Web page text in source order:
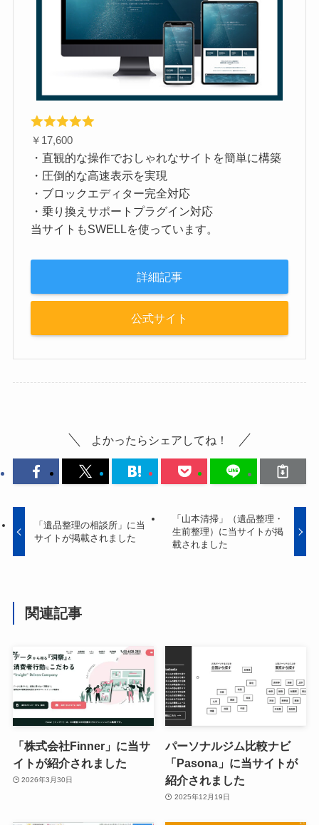
￥17,600
・直観的な操作でおしゃれなサイトを簡単に構築
・圧倒的な高速表示を実現
・ブロックエディター完全対応
・乗り換えサポートプラグイン対応
当サイトもSWELLを使っています。
詳細記事
公式サイト
よかったらシェアしてね！
「遺品整理の相談所」に当
サイトが掲載されました
「山本清掃」（遺品整理・
生前整理）に当サイトが掲
載されました
関連記事
「株式会社Finner」に当サ
イトが紹介されました
2026年3月30日
パーソナルジム比較ナビ
「Pasona」に当サイトが
紹介されました
2025年12月19日